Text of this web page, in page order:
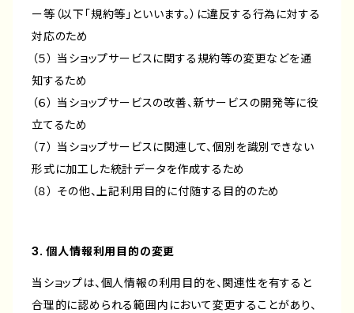
ー等（以下「規約等」といいます。）に違反する行為に対する
対応のため
（５） 当ショップサービスに関する規約等の変更などを通
知するため
（６） 当ショップサービスの改善、新サービスの開発等に役
立てるため
（７） 当ショップサービスに関連して、個別を識別できない
形式に加工した統計データを作成するため
（８） その他、上記利用目的に付随する目的のため
3. 個人情報利用目的の変更
当ショップは、個人情報の利用目的を、関連性を有すると
合理的に認められる範囲内において変更することがあり、